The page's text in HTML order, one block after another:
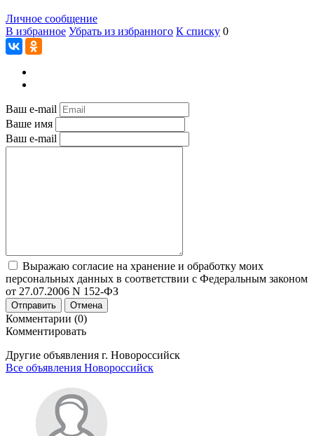
Личное сообщение
В избранное Убрать из избранного К списку 0
Ваш e-mail
Ваше имя
Ваш e-mail
Выражаю согласие на хранение и обработку моих
персональных данных в соответствии с Федеральным законом
от 27.07.2006 N 152-ФЗ
Отправить Отмена
Комментарии (0)
Комментировать
Другие объявления г. Новороссийск
Все объявления Новороссийск